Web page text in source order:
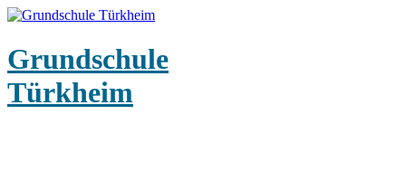
Grundschule
Türkheim